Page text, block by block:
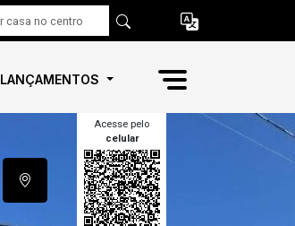
LANÇAMENTOS
Acesse pelo
celular